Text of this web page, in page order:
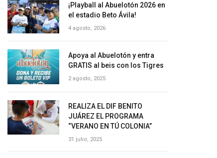
¡Playball al Abuelotón 2026 en
el estadio Beto Ávila!
4 agosto, 2026
Apoya al Abuelotón y entra
GRATIS al beis con los Tigres
2 agosto, 2025
REALIZA EL DIF BENITO
JUÁREZ EL PROGRAMA
“VERANO EN TÚ COLONIA”
31 julio, 2025